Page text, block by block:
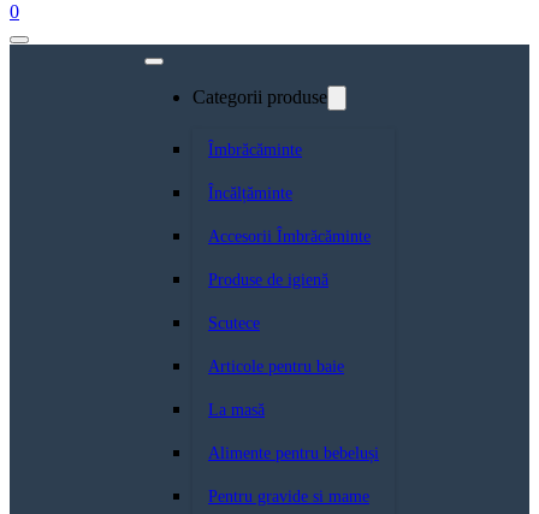
0
Categorii produse
Îmbrăcăminte
Încălțăminte
Accesorii Îmbrăcăminte
Produse de igienă
Scutece
Articole pentru baie
La masă
Alimente pentru bebeluși
Pentru gravide si mame